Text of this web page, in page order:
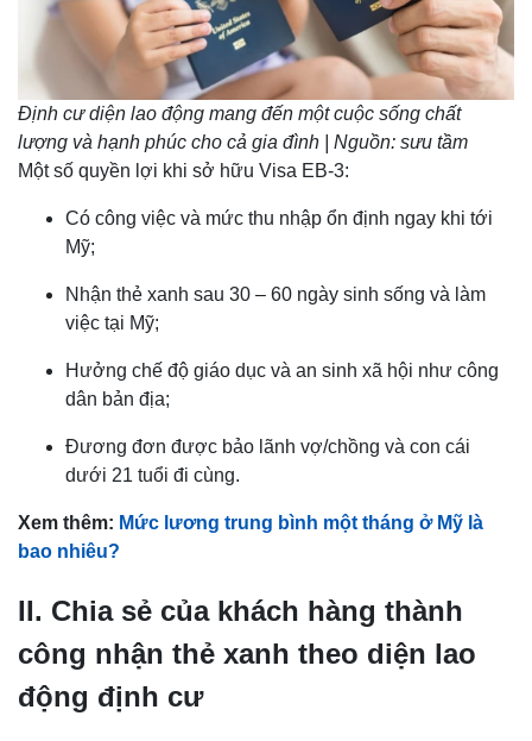
Định cư diện lao động mang đến một cuộc sống chất
lượng và hạnh phúc cho cả gia đình | Nguồn: sưu tầm
Một số quyền lợi khi sở hữu Visa EB-3:
Có công việc và mức thu nhập ổn định ngay khi tới
Mỹ;
Nhận thẻ xanh sau 30 – 60 ngày sinh sống và làm
việc tại Mỹ;
Hưởng chế độ giáo dục và an sinh xã hội như công
dân bản địa;
Đương đơn được bảo lãnh vợ/chồng và con cái
dưới 21 tuổi đi cùng.
Xem thêm: Mức lương trung bình một tháng ở Mỹ là
bao nhiêu?
II. Chia sẻ của khách hàng thành
công nhận thẻ xanh theo diện lao
động định cư